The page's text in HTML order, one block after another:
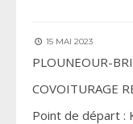
15 MAI 2023
PLOUNEOUR-
COVOITURAGE
Point de départ :